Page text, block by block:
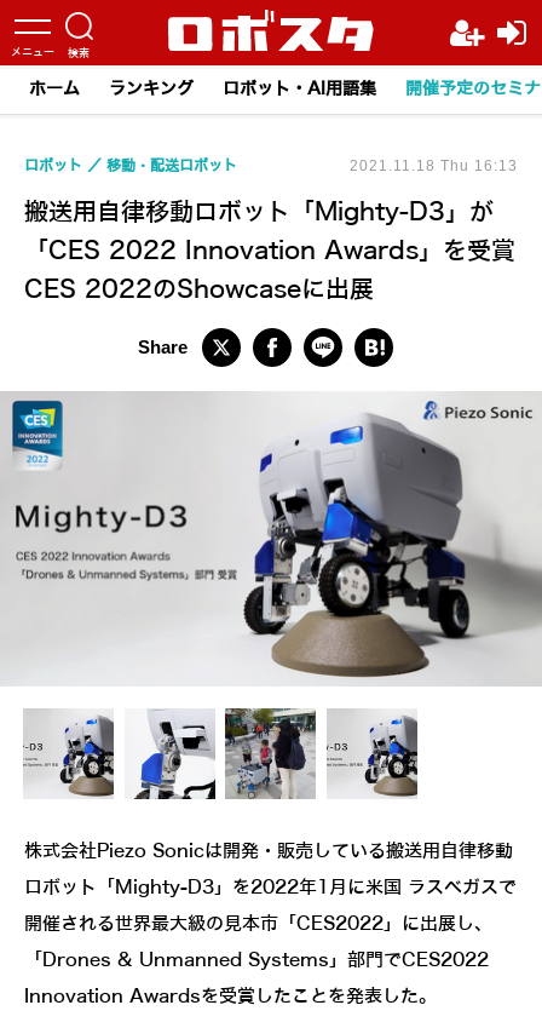
ホーム ランキング ロボット・AI用語集 開催予定のセミ
搬送用自律移動ロボット「Mighty-D3」が
「CES 2022 Innovation Awards」を受賞
CES 2022のShowcaseに出展
ロボット 移動・配送ロボット 2021.11.18 Thu 16:13
株式会社Piezo Sonicは開発・販売している搬送用自律移動
ロボット「Mighty-D3」を2022年1月に米国 ラスベガスで
開催される世界最大級の見本市「CES2022」に出展し、
「Drones & Unmanned Systems」部門でCES2022
Innovation Awardsを受賞したことを発表した。